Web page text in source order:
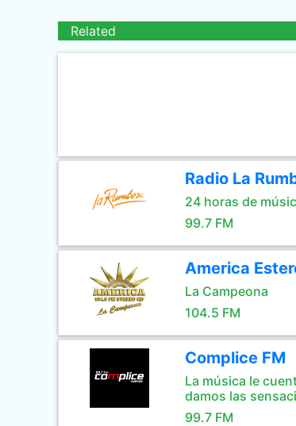
Related
Radio La
24 horas de
99.7 FM
America
La Campeona
104.5 FM
Complice FM
La música le
damos las
99.7 FM